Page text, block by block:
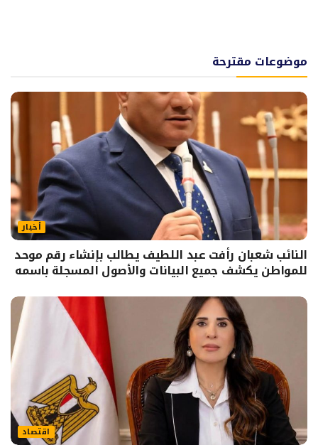
موضوعات مقترحة
أخبار
النائب شعبان رأفت عبد اللطيف يطالب بإنشاء رقم موحد
للمواطن يكشف جميع البيانات والأصول المسجلة باسمه
اقتصاد